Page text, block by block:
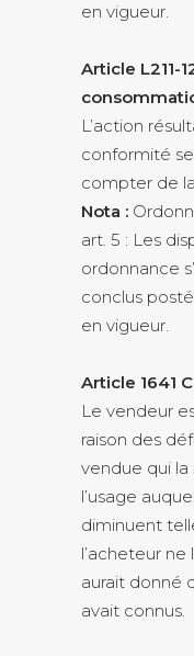
en vigueur.
Article L211-
L’action
conformité
compter de
Nota :
art. 5 : Les
ordonnance
conclus
en vigueur.
Article 1641
Le vendeur
raison des
vendue qui
l’usage
diminuent
l’acheteur ne
aurait donné
avait connus.